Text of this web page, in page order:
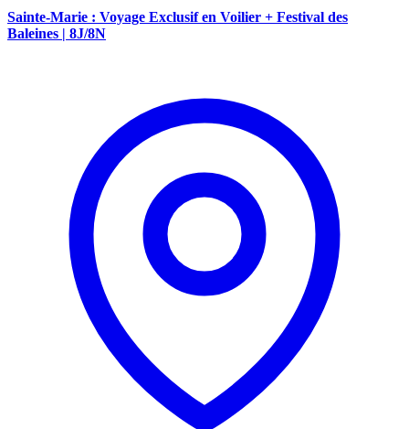
Sainte-Marie : Voyage Exclusif en Voilier + Festival des
Baleines | 8J/8N